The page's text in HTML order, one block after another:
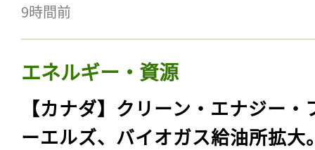
9時間前
エネルギー・資源
【カナダ】クリーン・エナジー・
ーエルズ、バイオガス給油所拡大